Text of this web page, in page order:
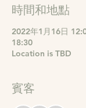
時間和地點
2022年1月16日
18:30
Location is TBD
賓客